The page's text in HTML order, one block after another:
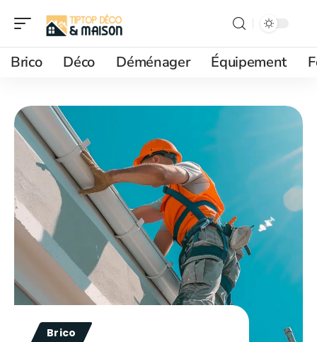
Brico Déco Déménager Équipement
Brico